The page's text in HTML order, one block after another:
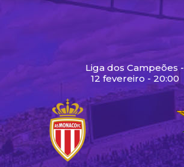
Liga dos Campeões -
12 fevereiro - 20:00